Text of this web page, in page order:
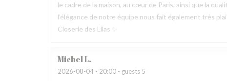
le cadre de la maison, au cœur de Paris, ainsi que la
l’élégance de notre équipe nous fait également très
Closerie des Lilas ✨
MichelL
2026-08-04 - 20:00 - guests 5